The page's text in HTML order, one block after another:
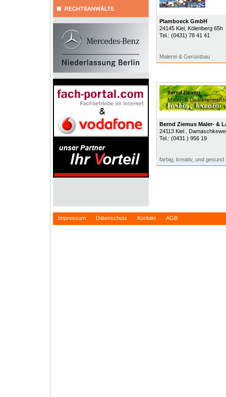
Plamboeck GmbH
24145 Kiel, Kölenberg 65h
Tel.: (0431) 78 41 41
Malerei & Gerüstbau
Bernd Ziemus Maler- &
24113 Kiel
,
Tel.: (0431 ) 956 19
farbig, kreativ, und gesund
Impressum Datenschutz Kontakt AGB